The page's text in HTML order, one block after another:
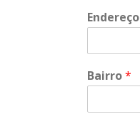
Endereço
Bairro*